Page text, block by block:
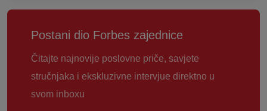
Postani dio Forbes zajednice
Čitajte najnovije poslovne priče, savjete
stručnjaka i ekskluzivne intervjue direktno u
svom inboxu